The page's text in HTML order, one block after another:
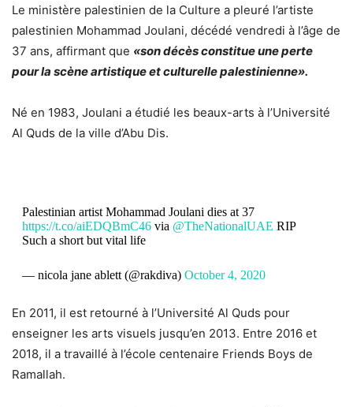
Le ministère palestinien de la Culture a pleuré l’artiste
palestinien Mohammad Joulani, décédé vendredi à l’âge de
37 ans, affirmant que «son décès constitue une perte
pour la scène artistique et culturelle palestinienne».
Né en 1983, Joulani a étudié les beaux-arts à l’Université
Al Quds de la ville d’Abu Dis.
Palestinian artist Mohammad Joulani dies at 37
https://t.co/aiEDQBmC46via @TheNationalUAE RIP
Such a short but vital life
— nicola jane ablett (@rakdiva) October 4, 2020
En 2011, il est retourné à l’Université Al Quds pour
enseigner les arts visuels jusqu’en 2013. Entre 2016 et
2018, il a travaillé à l’école centenaire Friends Boys de
Ramallah.